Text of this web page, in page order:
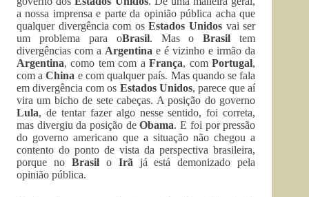
a nossa imprensa e parte da opinião pública acha que
qualquer divergência com osEstados Unidos vai ser
um problema para oBrasil. Mas oBrasil tem
divergências com a Argentina e é vizinho e irmão da
Argentina, como tem com aFrança, comPortugal,
com aChina e com qualquer país. Mas quando se fala
em divergência com os Estados Unidos, parece que aí
vira um bicho de sete cabeças. A posição do governo
Lula, de tentar fazer algo nesse sentido, foi correta,
mas divergiu da posição deObama. E foi por pressão
do governo americano que a situação não chegou a
contento do ponto de vista da perspectiva brasileira,
porque no Brasilo Irã já está demonizado pela
opinião pública.